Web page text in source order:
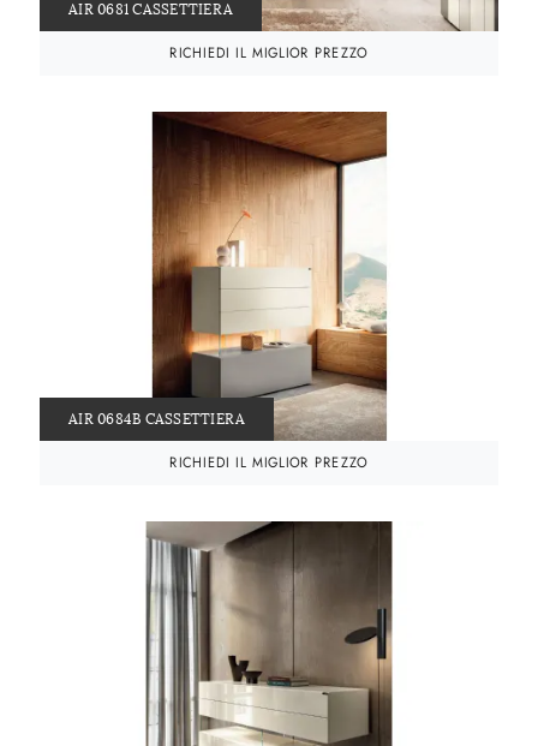
AIR 0681 CASSETTIERA
RICHIEDI IL MIGLIOR PREZZO
AIR 0684B CASSETTIERA
RICHIEDI IL MIGLIOR PREZZO